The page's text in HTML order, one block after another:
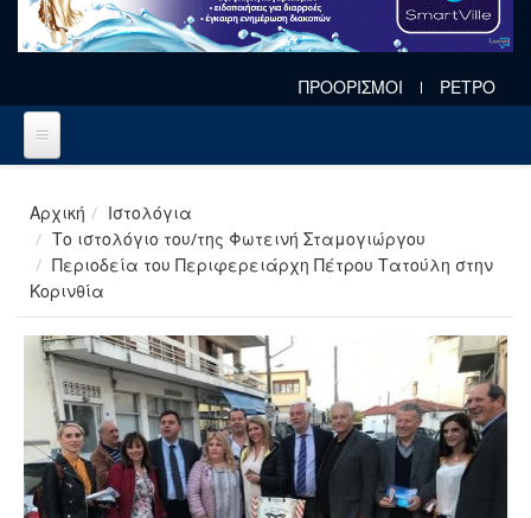
ΠΡΟΟΡΙΣΜΟΙ ΡΕΤΡΟ
Αρχική
Ιστολόγια
Το ιστολόγιο του/της Φωτεινή Σταμογιώργου
Περιοδεία του Περιφερειάρχη Πέτρου Τατούλη στην
Κορινθία